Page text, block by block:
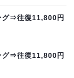
グ⇒往復11,800円
グ⇒往復11,800円